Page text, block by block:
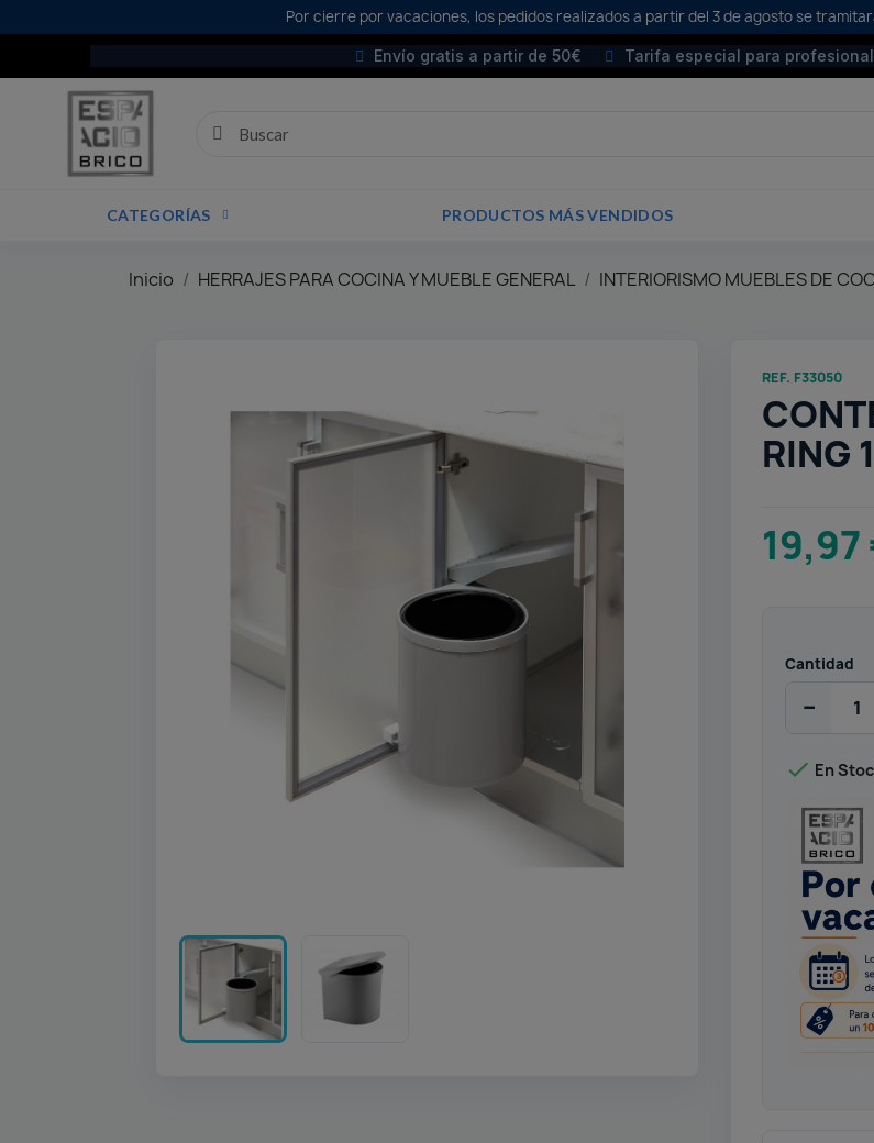
Por cierre por vacaciones, los pedidos realizados a partir del 3 de agosto se
Envío gratis a partir de 50€ Tarifa especial para
CATEGORÍAS PRODUCTOS MÁS VENDIDOS
Inicio HERRAJES PARA COCINA Y MUEBLE GENERAL INTERIORISMO MUEBLES DE
REF. F33050
RING
19,97
Cantidad
−
 En